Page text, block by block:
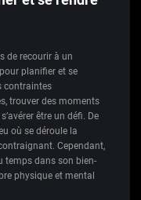
de recourir à un
planifier et se
contraintes
trouver des moments
être un défi. De
où se déroule la
Cependant,
temps dans son bien-
physique et mental